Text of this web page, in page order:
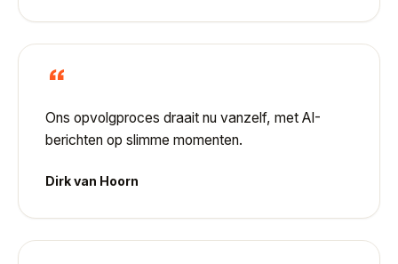
“
Ons opvolgproces draait nu vanzelf, met AI-
berichten op slimme momenten.
Dirk van Hoorn